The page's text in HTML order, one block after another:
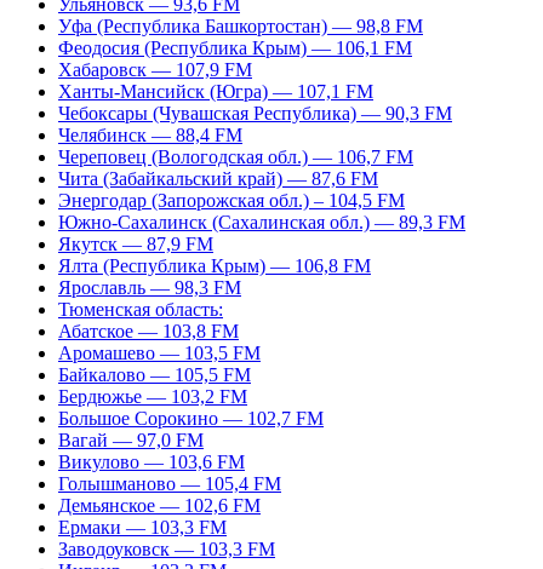
Ульяновск — 93,6 FM
Уфа (Республика Башкортостан) — 98,8 FM
Феодосия (Республика Крым) — 106,1 FM
Хабаровск — 107,9 FM
Ханты-Мансийск (Югра) — 107,1 FM
Чебоксары (Чувашская Республика) — 90,3 FM
Челябинск — 88,4 FM
Череповец (Вологодская обл.) — 106,7 FM
Чита (Забайкальский край) — 87,6 FM
Энергодар (Запорожская обл.) – 104,5 FM
Южно-Сахалинск (Сахалинская обл.) — 89,3 FM
Якутск — 87,9 FM
Ялта (Республика Крым) — 106,8 FM
Ярославль — 98,3 FM
Тюменская область:
Абатское — 103,8 FM
Аромашево — 103,5 FM
Байкалово — 105,5 FM
Бердюжье — 103,2 FM
Большое Сорокино — 102,7 FM
Вагай — 97,0 FM
Викулово — 103,6 FM
Голышманово — 105,4 FM
Демьянское — 102,6 FM
Ермаки — 103,3 FM
Заводоуковск — 103,3 FM